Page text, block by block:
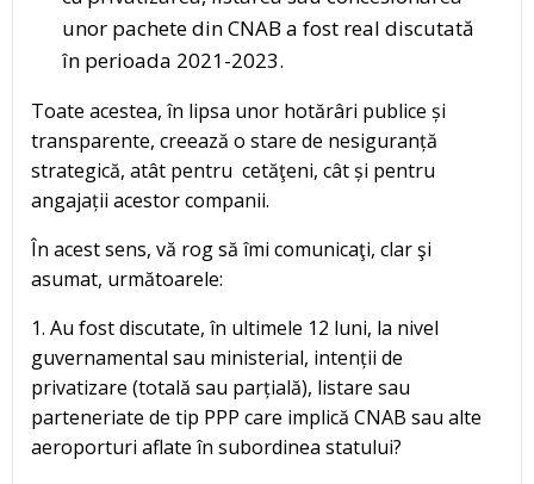
unor pachete din CNAB a fost real discutată
în perioada 2021-2023.
Toate acestea, în lipsa unor hotărâri publice și
transparente, creează o stare de nesiguranță
strategică, atât pentru cetăţeni, cât și pentru
angajații acestor companii.
În acest sens, vă rog să îmi comunicaţi, clar şi
asumat, următoarele:
1. Au fost discutate, în ultimele 12 luni, la nivel
guvernamental sau ministerial, intenții de
privatizare (totală sau parțială), listare sau
parteneriate de tip PPP care implică CNAB sau alte
aeroporturi aflate în subordinea statului?